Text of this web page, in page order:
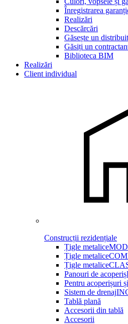
Înregistrarea
Realizări
Descărcări
Găsește un
Găsiți un
Biblioteca BIM
Realizări
Client individual
Construcții rezidențiale
Țigle metalice
Țigle metalice
Țigle metalice
Panouri de acoperiș
Pentru acoperișuri
Sistem de drenaj
Tablă plană
Accesorii din tablă
Accesorii